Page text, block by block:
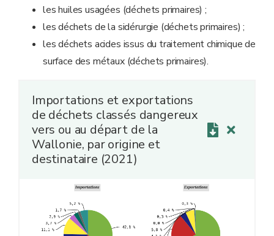
les huiles usagées (déchets primaires) ;
les déchets de la sidérurgie (déchets primaires) ;
les déchets acides issus du traitement chimique de
surface des métaux (déchets primaires).
Importations et exportations
de déchets classés dangereux
vers ou au départ de la
Wallonie, par origine et
destinataire (2021)